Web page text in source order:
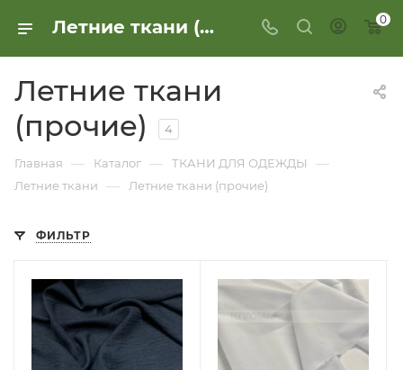
Летние ткани (прочие) 0
Летние ткани
(прочие)
4
Главная — Каталог — ТКАНИ ДЛЯ ОДЕЖДЫ —
Летние ткани — Летние ткани (прочие)
ФИЛЬТР